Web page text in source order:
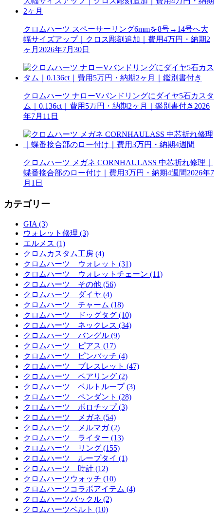
クロムハーツ スペーサーリング6mmを8号→14号へ大
幅サイズアップ｜クロス彫刻追加｜費用4万円・納期2
ヶ月 2026年7月30日
クロムハーツ ナローVバンドリングにダイヤ5石カスタ
ム｜0.136ct｜費用5万円・納期2ヶ月｜鑑別書付き 2026
年7月11日
クロムハーツ メガネ CORNHAULASS 中芯折れ修理｜
蝶番接合部のロー付け｜費用3万円・納期4週間2026年7
月1日
カテゴリー
GIA (3)
ウォレット修理 (3)
エルメス (1)
クロムカスタム工房 (4)
クロムハーツ ウォレット (31)
クロムハーツ ウォレットチェーン (11)
クロムハーツ その他 (56)
クロムハーツ ダイヤ (4)
クロムハーツ チャーム (18)
クロムハーツ ドッグタグ (10)
クロムハーツ ネックレス (34)
クロムハーツ バングル (9)
クロムハーツ ピアス (17)
クロムハーツ ピンバッチ (4)
クロムハーツ ブレスレット (47)
クロムハーツ ペアリング (2)
クロムハーツ ベルトループ (3)
クロムハーツ ペンダント (28)
クロムハーツ ボロチップ (3)
クロムハーツ メガネ (54)
クロムハーツ メルマガ (2)
クロムハーツ ライター (13)
クロムハーツ リング (155)
クロムハーツ ループタイ (1)
クロムハーツ 時計 (12)
クロムハーツウォッチ (10)
クロムハーツコラボアイテム (4)
クロムハーツバックル (2)
クロムハーツベルト (10)